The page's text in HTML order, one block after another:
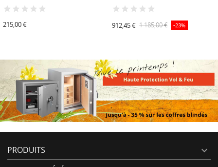
215,00 € 912,45 € 1 185,00 € -23%
PRODUITS 